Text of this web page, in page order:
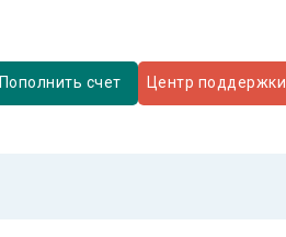
Пополнить счет Центр поддержки